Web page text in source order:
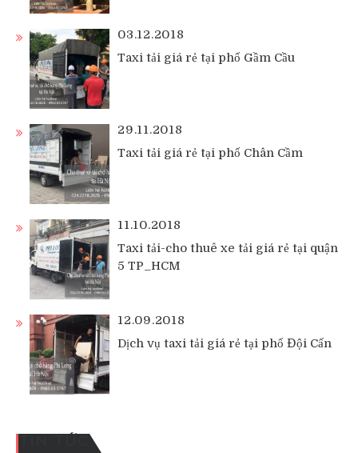
03.12.2018
Taxi tải giá rẻ tại phố Gầm Cầu
29.11.2018
Taxi tải giá rẻ tại phố Chân Cầm
11.10.2018
Taxi tải-cho thuê xe tải giá rẻ tại quận
5 TP_HCM
12.09.2018
Dịch vụ taxi tải giá rẻ tại phố Đội Cấn
TIN TỨC